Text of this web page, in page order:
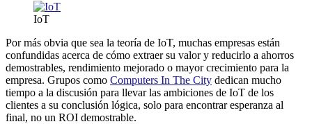
IoT
Por más obvia que sea la teoría de IoT, muchas empresas están
confundidas acerca de cómo extraer su valor y reducirlo a ahorros
demostrables, rendimiento mejorado o mayor crecimiento para la
empresa. Grupos como Computers In The City dedican mucho
tiempo a la discusión para llevar las ambiciones de IoT de los
clientes a su conclusión lógica, solo para encontrar esperanza al
final, no un ROI demostrable.